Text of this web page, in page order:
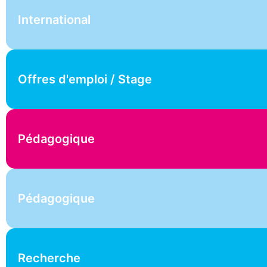
International
Offres d'emploi / Stage
Pédagogique
Pédagogique
Recherche